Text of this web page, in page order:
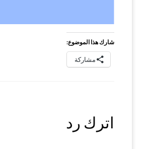
شارك هذا الموضوع:
مشاركة
اترك رد